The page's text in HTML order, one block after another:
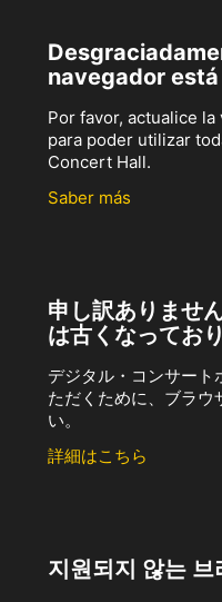
navegador
Por favor, actualice
para poder utilizar
Concert Hall.
Saber más
申し訳ありませ
は古くなってお
デジタル・コンサート
ただくために、ブラウ
い。
詳細はこちら
지원되지 않는